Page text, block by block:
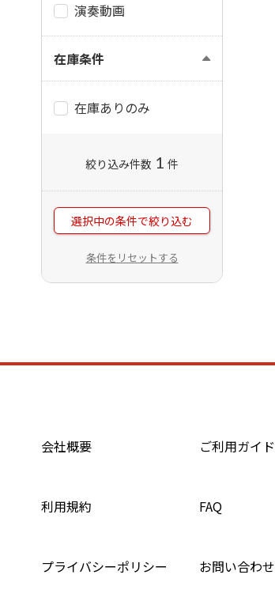
演奏動画
在庫条件
在庫ありのみ
絞り込み件数 1 件
選択中の条件で絞り込む
条件をリセットする
会社概要 ご利用ガイド
利用規約 FAQ
プライバシーポリシー お問い合わせ